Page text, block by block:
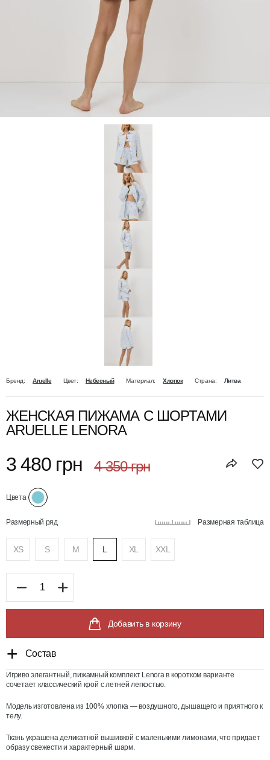
Бренд: Aruelle Цвет: Небесный Материал: Хлопок Страна: Литва
ЖЕНСКАЯ ПИЖАМА С ШОРТАМИ
ARUELLE LENORA
3 480 грн 4 350 грн
Цвета
Размерный ряд Размерная таблица
XS S M L XL XXL
Добавить в корзину
Состав
Игриво элегантный, пижамный комплект Lenora в коротком варианте
сочетает классический крой с летней легкостью.
Модель изготовлена ​​из 100% хлопка — воздушного, дышащего и приятного к
телу.
Ткань украшена деликатной вышивкой с маленькими лимонами, что придает
образу свежести и характерный шарм.